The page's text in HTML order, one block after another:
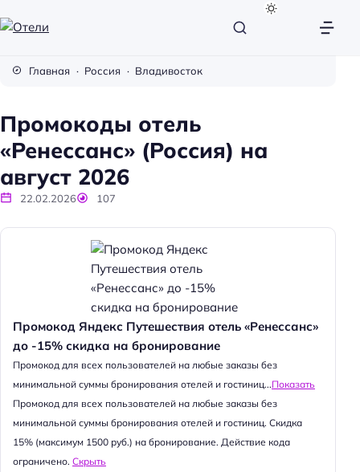
и
Главная Россия Владивосток
Промокоды отель
«Ренессанс» (Россия) на
август 2026
22.02.2026 107
Промокод Яндекс Путешествия отель «Ренессанс»
до -15% скидка на бронирование
Промокод для всех пользователей на любые заказы без
минимальной суммы бронирования отелей и гостиниц...Показать
Промокод для всех пользователей на любые заказы без
минимальной суммы бронирования отелей и гостиниц. Скидка
15% (максимум 1500 руб.) на бронирование. Действие кода
ограничено. Скрыть